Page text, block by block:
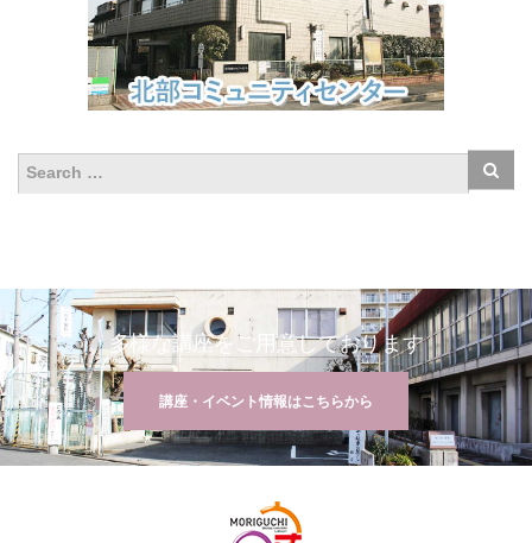
多様な講座をご用意しております
講座・イベント情報はこちらから